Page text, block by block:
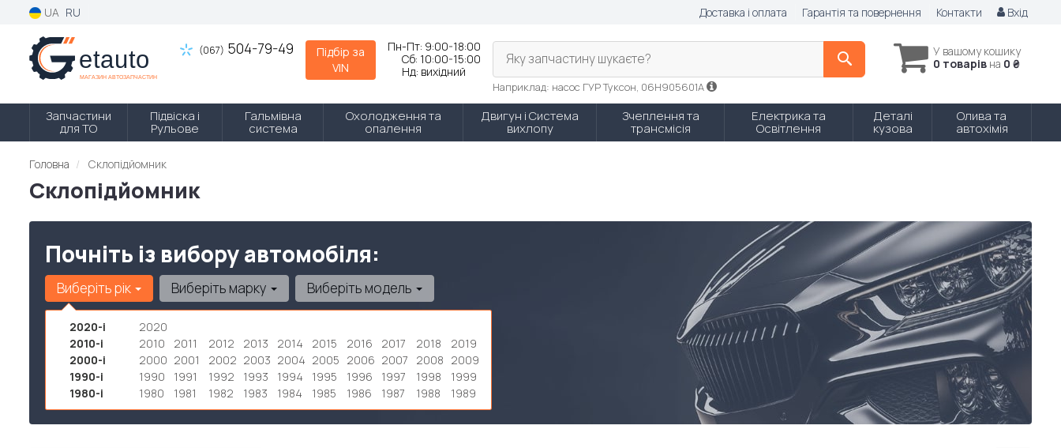
UA RU Доставка і оплата Гарантія та повернення Контакти Вхід
(067) 504-79-49
Підбір за
VIN
Пн-Пт: 9:00-18:00
Сб: 10:00-15:00
Нд: вихідний
У вашому кошику
0 товарів на 0 ₴
Яку запчастину шукаєте?
Наприклад: насос ГУР Туксон, 06H905601A
Запчастини
для ТО
Підвіска і
Рульове
Гальмівна
система
Охолодження та
опалення
Двигун і Система
вихлопу
Зчеплення та
трансмісія
Електрика та
Освітлення
Деталі
кузова
Олива та
автохімія
Головна Склопідйомник
Склопідйомник
Почніть із вибору автомобіля:
Виберіть рік
2020-і
2020
2010-і
2010 2011 2012 2013 2014 2015 2016 2017 2018
2019
2000-і
2000 2001 2002 2003 2004 2005 2006 2007 2008 2009
1990-і
1990 1991 1992 1993 1994 1995 1996 1997 1998
1999
1980-і
1980 1981 1982 1983 1984 1985 1986 1987 1988 1989
Виберіть марку Виберіть модель